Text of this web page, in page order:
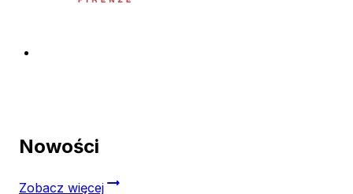
Nowości
Zobacz więcej